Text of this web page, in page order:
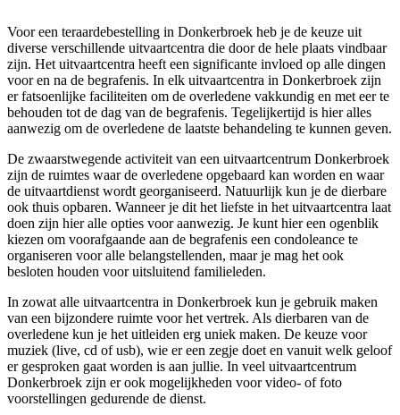
Voor een teraardebestelling in Donkerbroek heb je de keuze uit
diverse verschillende uitvaartcentra die door de hele plaats vindbaar
zijn. Het uitvaartcentra heeft een significante invloed op alle dingen
voor en na de begrafenis. In elk uitvaartcentra in Donkerbroek zijn
er fatsoenlijke faciliteiten om de overledene vakkundig en met eer te
behouden tot de dag van de begrafenis. Tegelijkertijd is hier alles
aanwezig om de overledene de laatste behandeling te kunnen geven.
De zwaarstwegende activiteit van een uitvaartcentrum Donkerbroek
zijn de ruimtes waar de overledene opgebaard kan worden en waar
de uitvaartdienst wordt georganiseerd. Natuurlijk kun je de dierbare
ook thuis opbaren. Wanneer je dit het liefste in het uitvaartcentra laat
doen zijn hier alle opties voor aanwezig. Je kunt hier een ogenblik
kiezen om voorafgaande aan de begrafenis een condoleance te
organiseren voor alle belangstellenden, maar je mag het ook
besloten houden voor uitsluitend familieleden.
In zowat alle uitvaartcentra in Donkerbroek kun je gebruik maken
van een bijzondere ruimte voor het vertrek. Als dierbaren van de
overledene kun je het uitleiden erg uniek maken. De keuze voor
muziek (live, cd of usb), wie er een zegje doet en vanuit welk geloof
er gesproken gaat worden is aan jullie. In veel uitvaartcentrum
Donkerbroek zijn er ook mogelijkheden voor video- of foto
voorstellingen gedurende de dienst.